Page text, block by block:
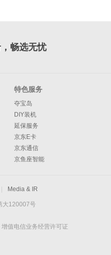
畅选无忧
特色服务
夺宝岛
DIY装机
延保服务
京东E卡
京东通信
京鱼座智能
Media & IR
大120007号
增值电信业务经营许可证